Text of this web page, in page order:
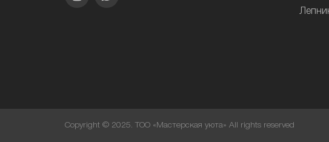
Copyright © 2025. ТОО «Мастерская уюта» All rights reserved